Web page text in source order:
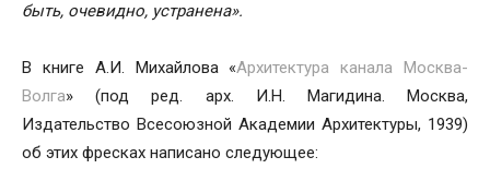
быть, очевидно, уcтранена».
В книге А.И. Михайлова «Архитектура канала Москва-
Волга» (под ред. арх. И.Н. Магидина. Москва,
Издательство Всесоюзной Академии Архитектуры, 1939)
об этих фресках написано следующее: